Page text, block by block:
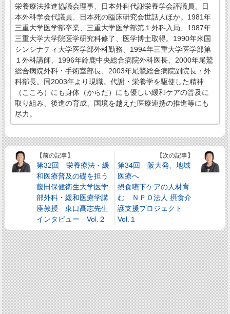
栄養療法推進協議会理事、日本外科代謝栄養学会評議員、日
本外科学会代議員、日本死の臨床研究会世話人ほか。1981年
三重大学医学部卒業、三重大学医学部第１外科入局、1987年
三重大学大学院医学研究科修了、医学博士取得。1990年米国
シンシナティ大学医学部外科勤務、1994年三重大学医学部第
１外科講師、1996年鈴鹿中央総合病院外科医長、2000年尾鷲
総合病院外科・手術室部長、2003年尾鷲総合病院副院長・外
科部長。同2003年より現職。代謝・栄養学を駆使した精神
（こころ）にも身体（からだ）にも優しい緩和ケアの普及に
取り組み、後進の育成、国境を越えた医療連携の推進等にも
尽力。
【前の記事】
第32回 栄養療法・緩
和医療普及の礎を担う
藤田保健衛生大学医学
部外科・緩和医療学講
座教授 東口髙志先生
インタビュー Vol.２
【次の記事】
第34回 阪大発、地域
医療へ
摂食嚥下ケアの人材育
む ＮＰＯ法人 摂食介
護支援プロジェクト
Vol.１